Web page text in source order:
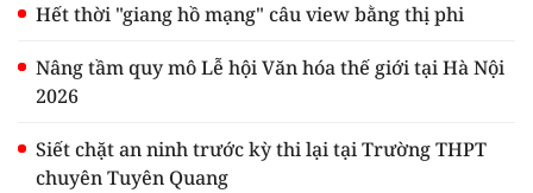
Hết thời "giang hồ mạng" câu view bằng thị phi
Nâng tầm quy mô Lễ hội Văn hóa thế giới tại Hà Nội
2026
Siết chặt an ninh trước kỳ thi lại tại Trường THPT
chuyên Tuyên Quang